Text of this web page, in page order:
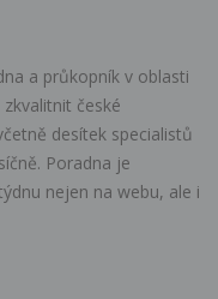
a průkopník v oblasti
české
desítek specialistů
Poradna je
nejen na webu, ale i